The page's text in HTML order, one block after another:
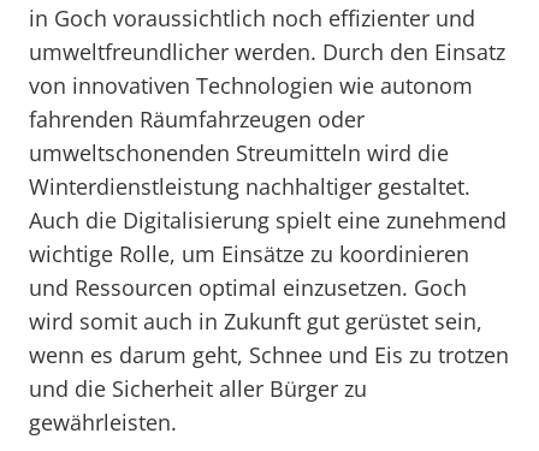
in Goch voraussichtlich noch effizienter und
umweltfreundlicher werden. Durch den Einsatz
von innovativen Technologien wie autonom
fahrenden Räumfahrzeugen oder
umweltschonenden Streumitteln wird die
Winterdienstleistung nachhaltiger gestaltet.
Auch die Digitalisierung spielt eine zunehmend
wichtige Rolle, um Einsätze zu koordinieren
und Ressourcen optimal einzusetzen. Goch
wird somit auch in Zukunft gut gerüstet sein,
wenn es darum geht, Schnee und Eis zu trotzen
und die Sicherheit aller Bürger zu
gewährleisten.